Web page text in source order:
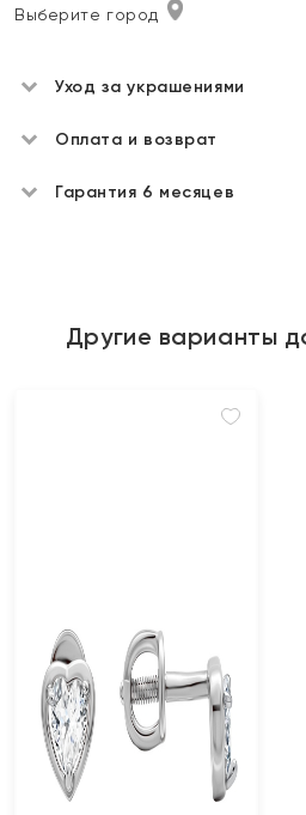
Выберите город
Уход за украшениями
Оплата и возврат
Гарантия 6 месяцев
Другие варианты